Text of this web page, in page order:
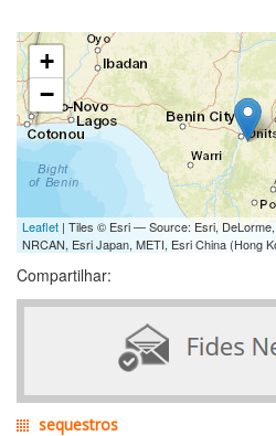
+
−
Leaflet | Tiles © Esri — Source: Esri,
NRCAN, Esri Japan, METI, Esri China (Hong
Compartilhar:
sequestros